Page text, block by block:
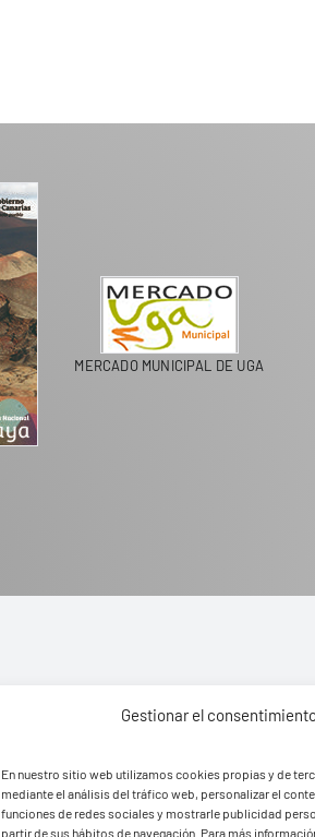
Gestionar el
En nuestro sitio web utilizamos cookies propias y de
mediante el análisis del tráfico web, personalizar el
funciones de redes sociales y mostrarle publicidad
partir de sus hábitos de navegación. Para más
MERCADO MUNICIPAL DE UGA